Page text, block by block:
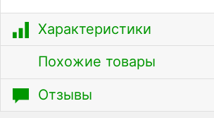
Характеристики
Похожие товары
Отзывы